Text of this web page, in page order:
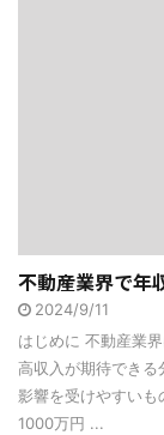
不動産業界で年
2024/9/11
はじめに 不動産業
高収入が期待できる
影響を受けやすいも
1000万円 ...